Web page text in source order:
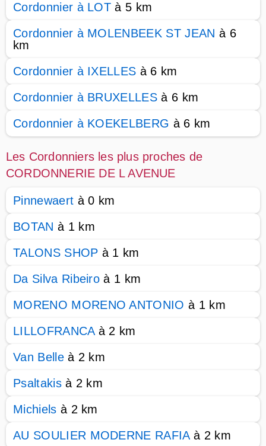
Cordonnier à LOT à 5 km
Cordonnier à MOLENBEEK ST JEAN à 6
km
Cordonnier à IXELLES à 6 km
Cordonnier à BRUXELLES à 6 km
Cordonnier à KOEKELBERG à 6 km
Les Cordonniers les plus proches de
CORDONNERIE DE L AVENUE
Pinnewaert à 0 km
BOTAN à 1 km
TALONS SHOP à 1 km
Da Silva Ribeiro à 1 km
MORENO MORENO ANTONIO à 1 km
LILLOFRANCAà 2 km
Van Belleà 2 km
Psaltakisà 2 km
Michiels à 2 km
AU SOULIER MODERNE RAFIAà 2 km